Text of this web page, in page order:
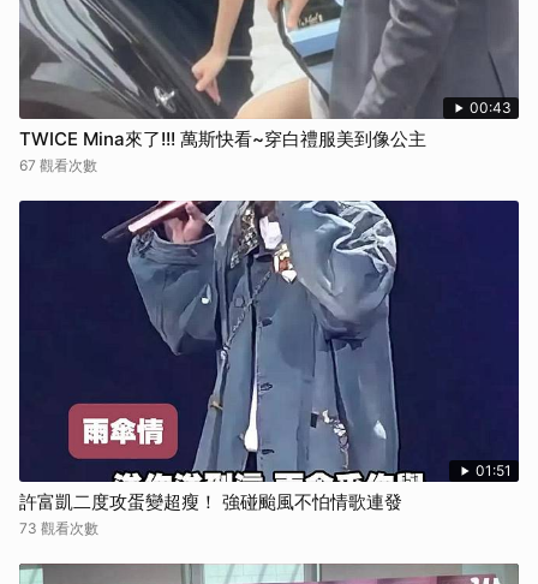
00:43
TWICE Mina來了!!! 萬斯快看~穿白禮服美到像公主
67 觀看次數
01:51
許富凱二度攻蛋變超瘦！ 強碰颱風不怕情歌連發
73 觀看次數